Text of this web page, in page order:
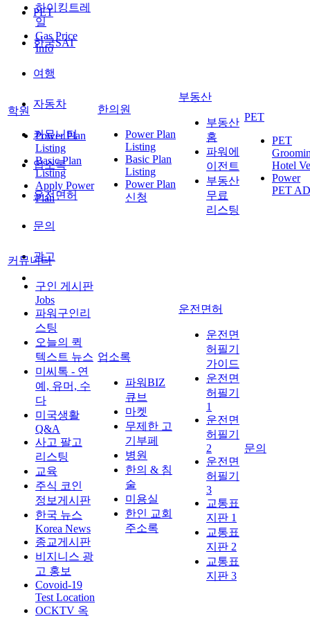
PET
한국SAT
여행
자동차
커뮤니티
업소록
운전면허
문의
광고
하이킹트레
일
Gas Price
Info
학원
Power Plan
Listing
Basic Plan
Listing
Apply Power
Plan
한의원
Power Plan
Listing
Basic Plan
Listing
Power Plan
신청
부동산
부동산
홈
파워에
이전트
부동산
무료
리스팅
PET
PET
Hotel
Power
PET AD
커뮤니티
구인 게시판
Jobs
파워구인리
스팅
오늘의 퀵
텍스트 뉴스
미씨톡 - 연
예, 유머, 수
다
미국생활
Q&A
사고 팔고
리스팅
교육
주식 코인
정보게시판
한국 뉴스
Korea News
종교게시판
비지니스 광
고 홍보
Covoid-19
Test Location
OCKTV 옥
업소록
파워BIZ
큐브
마켓
무제한 고
기부페
병원
한의 & 침
술
미용실
한인 교회
주소록
운전면허
운전면
허필기
가이드
운전면
허필기
1
운전면
허필기
2
운전면
허필기
3
교통표
지판 1
교통표
지판 2
교통표
지판 3
문의